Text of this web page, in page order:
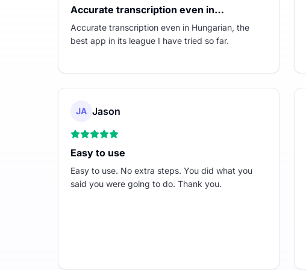
Accurate transcription even in…
Accurate transcription even in Hungarian, the
best app in its league I have tried so far.
JA Jason
Easy to use
Easy to use. No extra steps. You did what you
said you were going to do. Thank you.